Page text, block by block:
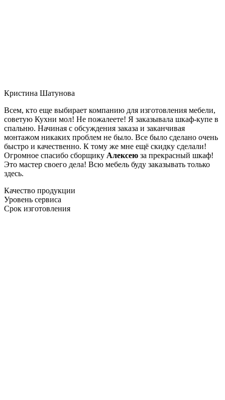
Кристина Шатунова
Всем, кто еще выбирает компанию для изготовления мебели,
советую Кухни мол! Не пожалеете! Я заказывала шкаф-купе в
спальню. Начиная с обсуждения заказа и заканчивая
монтажом никаких проблем не было. Все было сделано очень
быстро и качественно. К тому же мне ещё скидку сделали!
Огромное спасибо сборщику Алексею за прекрасный шкаф!
Это мастер своего дела! Всю мебель буду заказывать только
здесь.
Качество продукции
Уровень сервиса
Срок изготовления